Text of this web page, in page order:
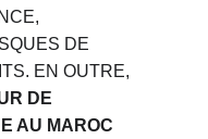
DE
EN OUTRE,
DE
AU MAROC